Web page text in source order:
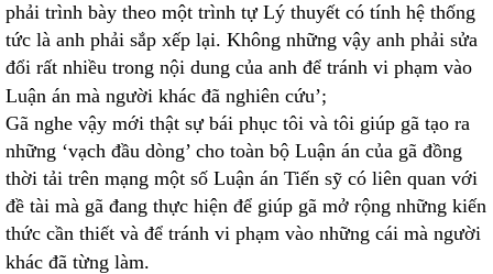
phải trình bày theo một trình tự Lý thuyết có tính hệ thống
tức là anh phải sắp xếp lại. Không những vậy anh phải sửa
đổi rất nhiều trong nội dung của anh để tránh vi phạm vào
Luận án mà người khác đã nghiên cứu’;
Gã nghe vậy mới thật sự bái phục tôi và tôi giúp gã tạo ra
những ‘vạch đầu dòng’ cho toàn bộ Luận án của gã đồng
thời tải trên mạng một số Luận án Tiến sỹ có liên quan với
đề tài mà gã đang thực hiện để giúp gã mở rộng những kiến
thức cần thiết và để tránh vi phạm vào những cái mà người
khác đã từng làm.